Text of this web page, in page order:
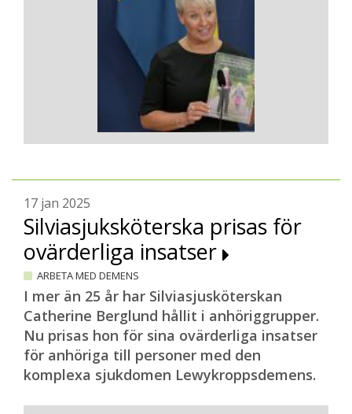
17 jan 2025
Silviasjuksköterska prisas för
ovärderliga insatser
ARBETA MED DEMENS
I mer än 25 år har Silviasjusköterskan
Catherine Berglund hållit i anhöriggrupper.
Nu prisas hon för sina ovärderliga insatser
för anhöriga till personer med den
komplexa sjukdomen Lewykroppsdemens.